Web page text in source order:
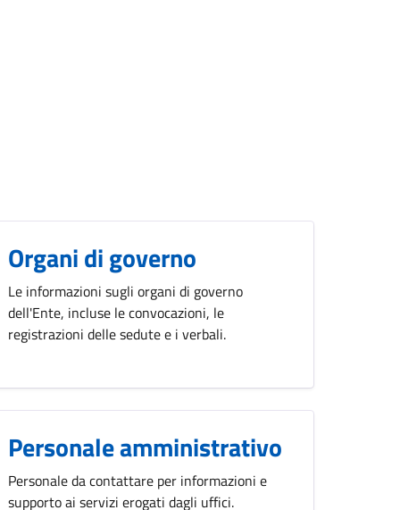
Organi di governo
Le informazioni sugli organi di governo
dell'Ente, incluse le convocazioni, le
registrazioni delle sedute e i verbali.
Personale amministrativo
Personale da contattare per informazioni e
supporto ai servizi erogati dagli uffici.